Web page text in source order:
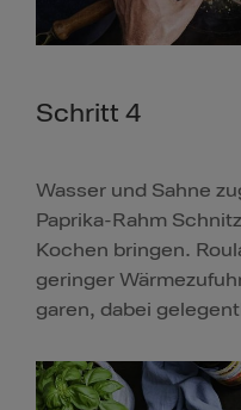
Schritt 4
Wasser und Sahne
Paprika-Rahm
Kochen bringen.
geringer
garen, dabei